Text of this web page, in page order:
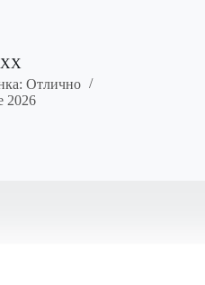
Отлично
2026